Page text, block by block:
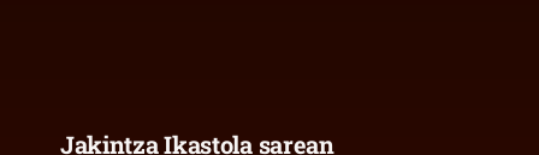
Jakintza Ikastola sarean